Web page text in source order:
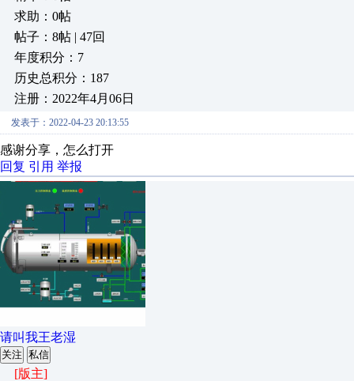
求助：0帖
帖子：8帖 | 47回
年度积分：7
历史总积分：187
注册：2022年4月06日
发表于：2022-04-23 20:13:55
感谢分享，怎么打开
回复 引用 举报
请叫我王老湿
关注 私信
[版主]